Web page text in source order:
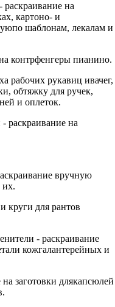
раскраивание на
картоно- и
шаблонам, лекалам и
контрфенгеры пианино.
рабочих рукавиц ивачег,
обтяжку для ручек,
и оплеток.
раскраивание на
вручную
их.
круги для рантов
- раскраивание
кожгалантерейных и
заготовки длякапсюлей